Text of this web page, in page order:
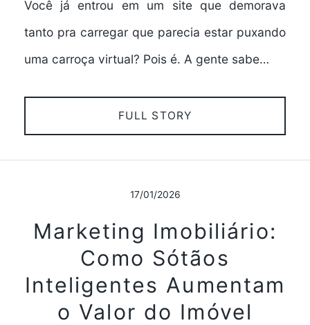
Você já entrou em um site que demorava
tanto pra carregar que parecia estar puxando
uma carroça virtual? Pois é. A gente sabe…
FULL STORY
17/01/2026
Marketing Imobiliário:
Como Sótãos
Inteligentes Aumentam
o Valor do Imóvel